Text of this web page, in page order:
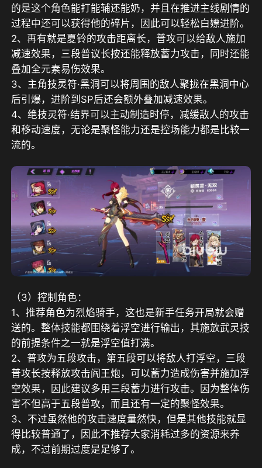
的是这个角色能打能辅还能奶，并且在推进主线剧情的
过程中还可以获得他的碎片，因此可以轻松白嫖进阶。
2、再有就是夏铃的攻击距离长，普攻可以给敌人施加
减速效果，三段普议长按还能释放蓄力攻击，同时还能
叠加全元素易伤效果。
3、主角技灵符·黑洞可以将周围的敌人聚拢在黑洞中心
后引爆，进阶到SP后还会额外叠加减速效果。
4、绝技灵符·结界可以主动制造时停，减缓敌人的攻击
和移动速度，无论是聚怪能力还是控场能力都是比较一
流的。
（3）控制角色：
1、推荐角色为烈焰骑手，这也是新手任务开局就会赠
送的。整体技能都围绕着浮空进行输出，其施放武灵技
的前提条件之一就是浮空值打满。
2、普攻为五段攻击，第五段可以将敌人打浮空，三段
普攻长按释放攻击阎王炮，可以蓄力造成伤害并施加浮
空效果，因此建议多用三段蓄力进行攻击。因为整体伤
害不但高于五段普攻，而且还有一定的聚怪效果。
3、不过虽然他的攻击速度量然快，但是其他技能就显
得比较普通了，因此不推荐大家消耗过多的资源来养
成，不过前期过度是足够了。